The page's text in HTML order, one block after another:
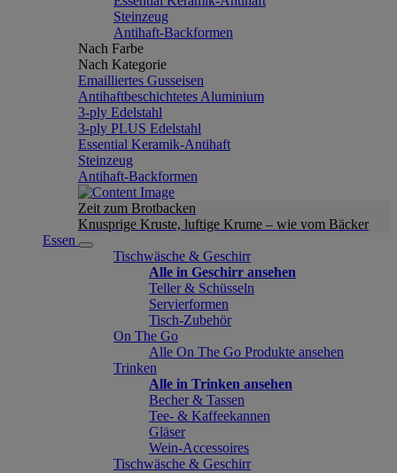
Steinzeug
Antihaft-Backformen
Nach Farbe
Nach Kategorie
Emailliertes Gusseisen
Antihaftbeschichtetes Aluminium
3-ply Edelstahl
3-ply PLUS Edelstahl
Essential Keramik-Antihaft
Steinzeug
Antihaft-Backformen
Zeit zum Brotbacken
Knusprige Kruste, luftige Krume – wie vom Bäcker
Essen
Tischwäsche & Geschirr
Alle in Geschirr ansehen
Teller & Schüsseln
Servierformen
Tisch-Zubehör
On The Go
Alle On The Go Produkte ansehen
Trinken
Alle in Trinken ansehen
Becher & Tassen
Tee- & Kaffeekannen
Gläser
Wein-Accessoires
Tischwäsche & Geschirr